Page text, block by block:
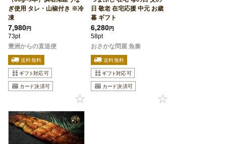
ぎ使用 タレ・山椒付き ※冷
凍
7,980円
73pt
豊洲からの直送便
日 敬老 在宅応援 中元 お歳
暮 ギフト
6,280円
58pt
おさかな問屋 魚奏